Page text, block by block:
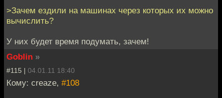
>Зачем ездили на машинах через которых их можно
вычислить?
У них будет время подумать, зачем!
Goblin »
#115 | 04.01.11 18:40
Кому: creaze, #108